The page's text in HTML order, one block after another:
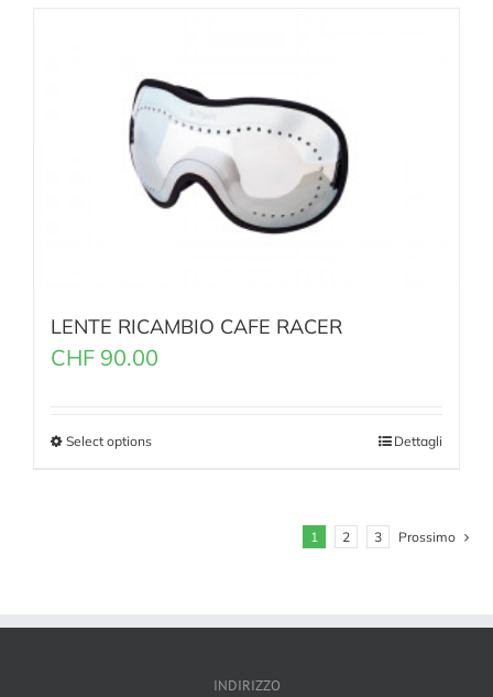
LENTE RICAMBIO CAFE RACER
CHF 90.00
Select options Dettagli
1 2 3 Prossimo
INDIRIZZO